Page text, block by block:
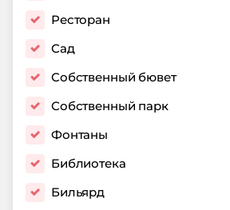
Ресторан
Сад
Собственный бювет
Собственный парк
Фонтаны
Библиотека
Бильярд